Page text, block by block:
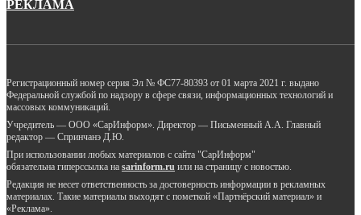
РЕКЛАМА
Регистрационный номер серия Эл № ФС77-80393 от 01 марта 2021 г. выдано
Федеральной службой по надзору в сфере связи, информационных технологий и
массовых коммуникаций.
Учредитель — ООО «СарИнформ». Директор — Письменный А.А. Главный
редактор — Спринчанэ Д.Ю.
При использовании любых материалов с сайта "СарИнформ"
обязательна гиперссылка на sarinform.ru или на страницу с новостью.
Редакция не несет ответственность за достоверность информации в рекламных
материалах. Такие материалы выходят с пометкой «Партнёрский материал» и
«Реклама».